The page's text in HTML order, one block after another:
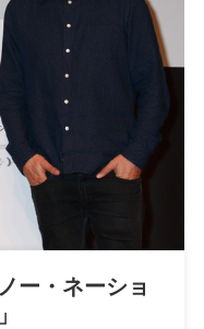
ー・ネーショ